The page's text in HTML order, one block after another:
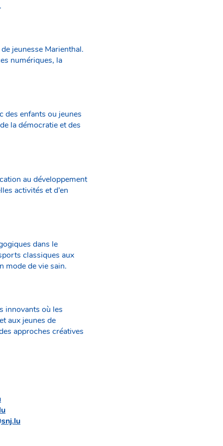
jeunesse Marienthal.
numériques, la
des enfants ou jeunes
la démocratie et des
au développement
activités et d’en
dans le
classiques aux
mode de vie sain.
innovants où les
aux jeunes de
approches créatives